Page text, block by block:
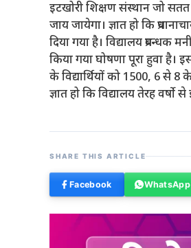
इटखोरी शिक्षण संस्थान जो सतत
जाय जायेगा। ज्ञात हो कि
दिया गया है। विद्यालय
किया गया घोषणा पूरा हुवा है।
के विद्यार्थियों को 1500, 6 से 8
ज्ञात हो कि विद्यालय तेरह
SHARE THIS ARTICLE
Facebook WhatsApp